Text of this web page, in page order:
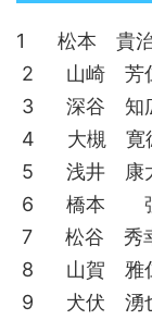
1 松本 貴
2 山崎 芳
3 深谷 知
4 大槻 寛
5 浅井 康
6 橋本
7 松谷 秀
8 山賀 雅
9 犬伏 湧